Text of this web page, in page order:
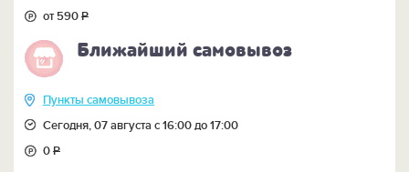
от 590Р
Ближайший самовывоз
Пункты самовывоза
Сегодня, 07 августа с 16:00 до 17:00
0Р